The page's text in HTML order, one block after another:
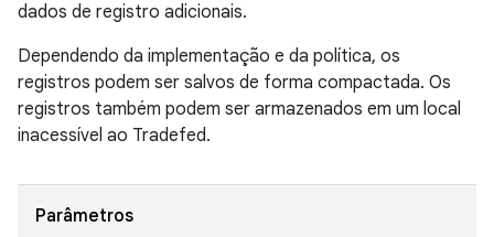
dados de registro adicionais.
Dependendo da implementação e da política, os
registros podem ser salvos de forma compactada. Os
registros também podem ser armazenados em um local
inacessível ao Tradefed.
Parâmetros